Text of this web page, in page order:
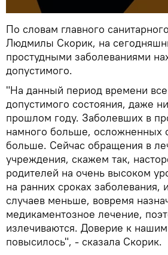
По словам главного
Людмилы Скорик, на
простудными заболеваниями
допустимого.
"На данный период времени
допустимого состояния, даже
прошлом году. Заболевших в
намного больше, осложненных
больше. Сейчас обращения в
учреждения, скажем так,
родителей на очень высоком
на ранних сроках заболевания,
случаев меньше, вовремя
медикаментозное лечение,
излечиваются. Доверие к
повысилось", - сказала Скорик.